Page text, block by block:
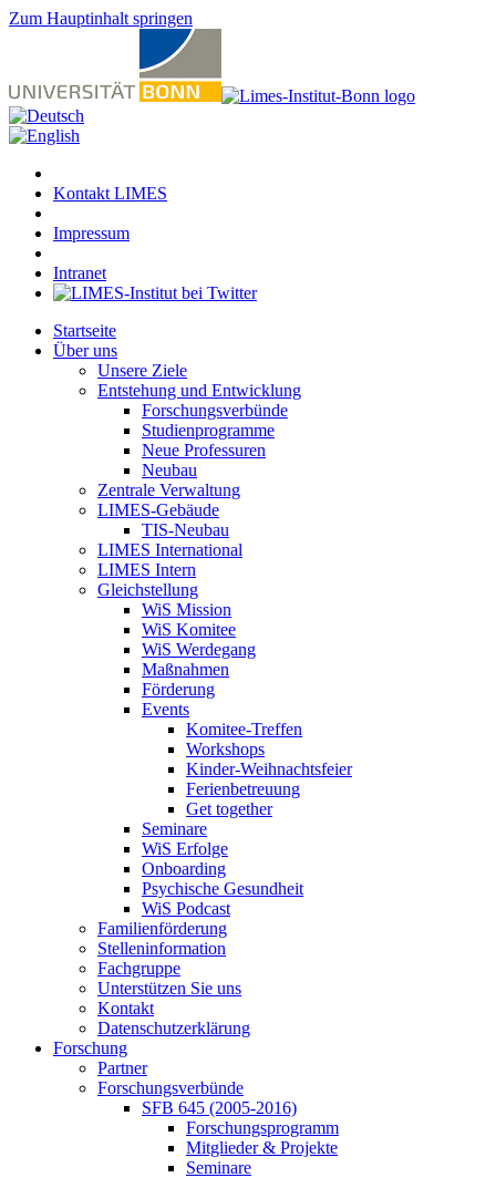
Zum Hauptinhalt springen
Kontakt LIMES
Impressum
Intranet
Startseite
Über uns
Unsere Ziele
Entstehung und Entwicklung
Forschungsverbünde
Studienprogramme
Neue Professuren
Neubau
Zentrale Verwaltung
LIMES-Gebäude
TIS-Neubau
LIMES International
LIMES Intern
Gleichstellung
WiS Mission
WiS Komitee
WiS Werdegang
Maßnahmen
Förderung
Events
Komitee-Treffen
Workshops
Kinder-Weihnachtsfeier
Ferienbetreuung
Get together
Seminare
WiS Erfolge
Onboarding
Psychische Gesundheit
WiS Podcast
Familienförderung
Stelleninformation
Fachgruppe
Unterstützen Sie uns
Kontakt
Datenschutzerklärung
Forschung
Partner
Forschungsverbünde
SFB 645 (2005-2016)
Forschungsprogramm
Mitglieder & Projekte
Seminare